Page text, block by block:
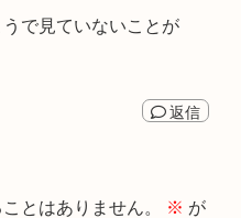
で見ていないことが
返信
とはありません。 ※ が